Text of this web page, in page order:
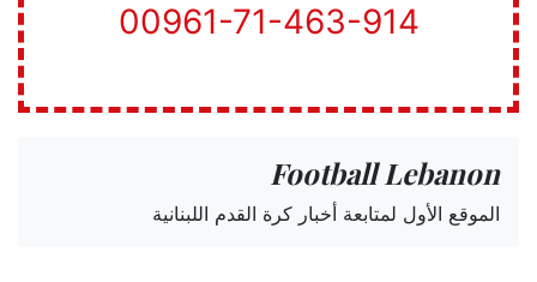
00961-71-463-914
Football Lebanon
الموقع الأول لمتابعة أخبار كرة القدم اللبنانية